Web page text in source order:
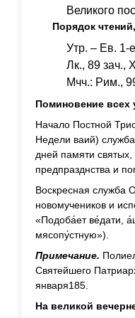
Великого
Порядок
Утр. – Ев. 1-
Лк., 89 зач.,
Мчч.: Рим.,
Поминовение всех
Начало Постной
Недели ваий)
дней памяти
предпразднства и
Воскресная служба
новомучеников и
«Подоба́ет ве́дати,
мясопу́стную»).
Примечание.
Святейшего
января185.
На великой